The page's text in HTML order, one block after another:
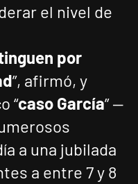
el nivel de
por
”, afirmó, y
“caso García” —
a una jubilada
a entre 7 y 8